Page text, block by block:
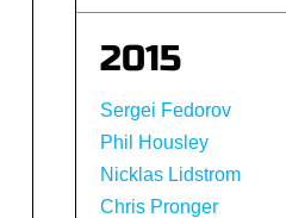
2015
Sergei Fedorov
Phil Housley
Nicklas Lidstrom
Chris Pronger